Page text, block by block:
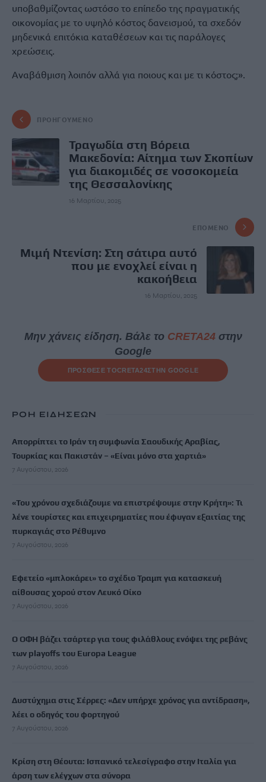
υποβαθμίζοντας ωστόσο το επίπεδο της πραγματικής
οικονομίας με το υψηλό κόστος δανεισμού, τα σχεδόν
μηδενικά επιτόκια καταθέσεων και τις παράλογες
χρεώσεις.
Αναβάθμιση λοιπόν αλλά για ποιους και με τι κόστος;».
ΠΡΟΗΓΟΎΜΕΝΟ
Τραγωδία στη Βόρεια
Μακεδονία: Αίτημα των Σκοπίων
για διακομιδές σε νοσοκομεία
της Θεσσαλονίκης
16 Μαρτίου, 2025
ΕΠΌΜΕΝΟ
Μιμή Ντενίση: Στη σάτιρα αυτό
που με ενοχλεί είναι η
κακοήθεια
16 Μαρτίου, 2025
Μην χάνεις είδηση. Βάλε το CRETA24στην
Google
ΠΡΟΣΘΕΣΕ ΤΟCRETA24ΣΤΗΝ GOOGLE
ΡΟΗ ΕΙΔΗΣΕΩΝ
Απορρίπτει το Ιράν τη συμφωνία Σαουδικής Αραβίας,
Τουρκίας και Πακιστάν – «Είναι μόνο στα χαρτιά»
7 Αυγούστου, 2026
«Του χρόνου σχεδιάζουμε να επιστρέψουμε στην Κρήτη»: Τι
λένε τουρίστες και επιχειρηματίες που έφυγαν εξαιτίας της
πυρκαγιάς στο Ρέθυμνο
7 Αυγούστου, 2026
Εφετείο «μπλοκάρει» το σχέδιο Τραμπ για κατασκευή
αίθουσας χορού στον Λευκό Οίκο
7 Αυγούστου, 2026
Ο ΟΦΗ βάζει τσάρτερ για τους φιλάθλους ενόψει της ρεβάνς
των playoffs του Europa League
7 Αυγούστου, 2026
Δυστύχημα στις Σέρρες: «Δεν υπήρχε χρόνος για αντίδραση»,
λέει ο οδηγός του φορτηγού
7 Αυγούστου, 2026
Κρίση στη Θέουτα: Ισπανικό τελεσίγραφο στην Ιταλία για
άρση των ελέγχων στα σύνορα